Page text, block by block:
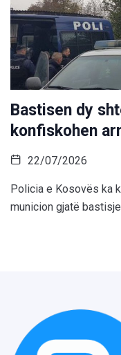
Bastisen dy
konfiskohen
22/07/2026
Policia e Kosovës ka
municion gjatë